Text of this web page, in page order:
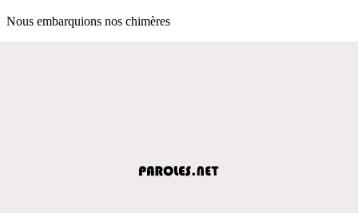
Nous embarquions nos chimères